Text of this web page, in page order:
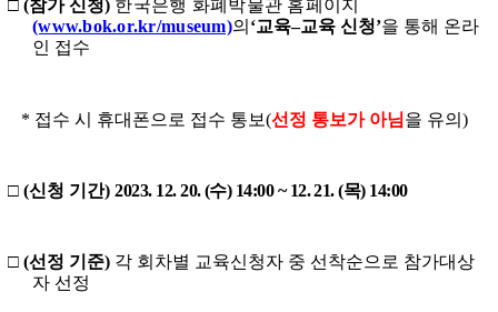
□(참가 신청) 한국은행 화폐박물관 홈페이지
(www.bok.or.kr/museum)의 ‘교육–교육 신청’을 통해 온라
인 접수
* 접수 시 휴대폰으로 접수 통보(선정 통보가 아님을 유의)
□(신청 기간)2023. 12. 20.(수) 14:00 ~ 12. 21.(목) 14:00
□(선정 기준) 각 회차별 교육신청자 중 선착순으로 참가대상
자 선정